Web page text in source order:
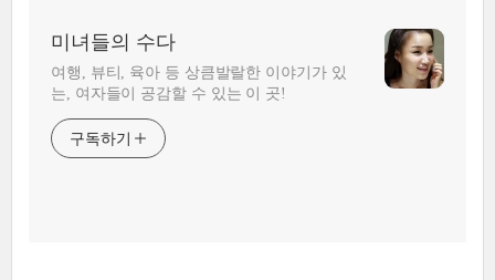
미녀들의 수다
여행, 뷰티, 육아 등 상큼발랄한 이야기가 있
는, 여자들이 공감할 수 있는 이 곳!
구독하기